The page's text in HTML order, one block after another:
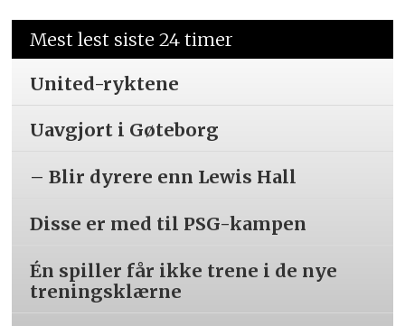
Mest lest siste 24 timer
United-ryktene
Uavgjort i Gøteborg
– Blir dyrere enn Lewis Hall
Disse er med til PSG-kampen
Én spiller får ikke trene i de nye
treningsklærne